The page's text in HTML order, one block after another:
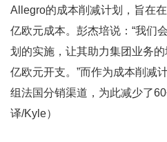
Allegro的成本削减计划，旨在
亿欧元成本。彭杰培说：“我们
划的实施，让其助力集团业务
亿欧元开支。”而作为成本削减
组法国分销渠道，为此减少了
译/Kyle）